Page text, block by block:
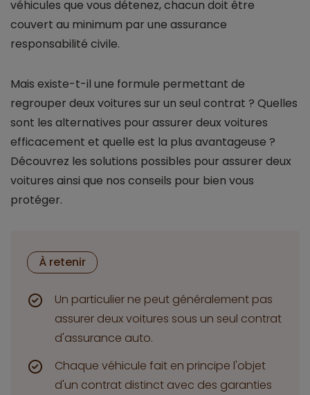
véhicules que vous détenez, chacun doit être
couvert au minimum par une assurance
responsabilité civile.
Mais existe-t-il une formule permettant de
regrouper deux voitures sur un seul contrat ? Quelles
sont les alternatives pour assurer deux voitures
efficacement et quelle est la plus avantageuse ?
Découvrez les solutions possibles pour assurer deux
voitures ainsi que nos conseils pour bien vous
protéger.
À retenir
Un particulier ne peut généralement pas
assurer deux voitures sous un seul contrat
d'assurance auto.
Chaque véhicule fait en principe l'objet
d'un contrat distinct avec des garanties